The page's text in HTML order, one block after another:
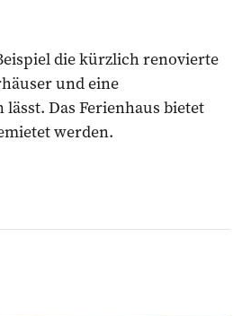
die kürzlich renovierte
und eine
Das Ferienhaus bietet
werden.